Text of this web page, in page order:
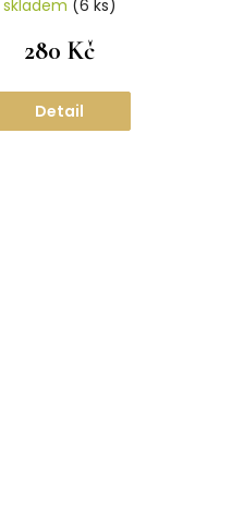
skladem (6 ks)
280 Kč
Detail